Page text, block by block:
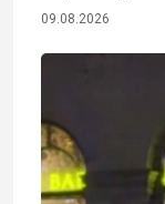
09.08.2026